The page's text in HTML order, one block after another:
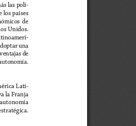
las polí-
los países
de
Unidos.
una
de
Lati-
la Franja